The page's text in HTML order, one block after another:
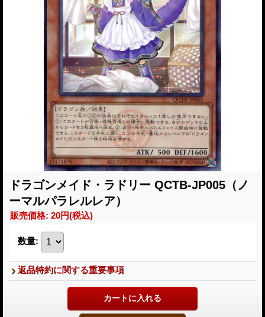
ドラゴンメイド・ラドリー QCTB-JP005（ノ
ーマルパラレルレア）
販売価格: 20円(税込)
数量:
返品特約に関する重要事項